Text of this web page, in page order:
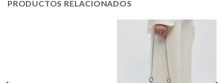
PRODUCTOS RELACIONADOS